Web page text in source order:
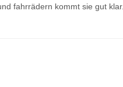
fahrrädern kommt sie gut klar.